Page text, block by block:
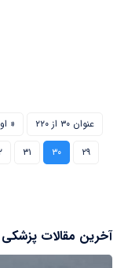
عنوان ۳۰ از ۲۲۰ «
۲۹
۳۰ ۳۱
آخرین مقالات